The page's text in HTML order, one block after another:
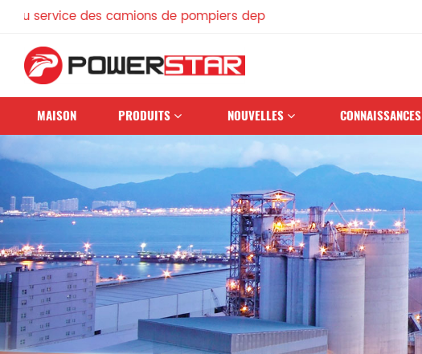
des camions de pompiers depuis 1990
MAISON PRODUITS NOUVELLES CONNAISSANCES